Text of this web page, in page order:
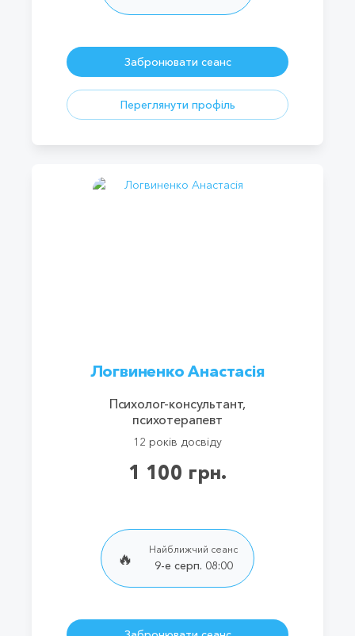
Забронювати сеанс
Переглянути профіль
Логвиненко Анастасія
Психолог-консультант,
психотерапевт
12 років досвіду
1 100 грн.
🔥
Найближчий сеанс
9-е серп. 08:00